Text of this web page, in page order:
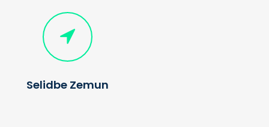
Selidbe Zemun